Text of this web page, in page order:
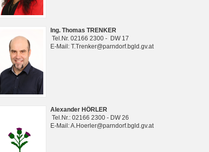
Ing. Thomas TRENKER
Tel.Nr. 02166 2300 - DW 17
E-Mail: T.Trenker@parndorf.bgld.gv.at
Alexander HÖRLER
Tel.Nr.: 02166 2300 - DW 26
E-Mail: A.Hoerler@parndorf.bgld.gv.at